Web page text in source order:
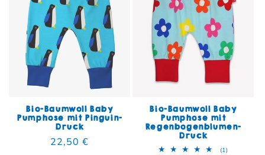
Bio-Baumwoll Baby
Pumphose mit Pinguin-
Druck
Normaler Preis
22,50 €
Bio-Baumwoll Baby
Pumphose mit
Regenbogenblumen-
Druck
(1)1